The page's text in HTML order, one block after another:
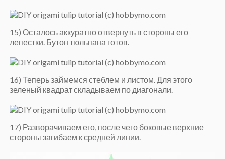
15) Осталось аккуратно отвернуть в стороны его
лепестки. Бутон тюльпана готов.
16) Теперь займемся стеблем и листом. Для этого
зеленый квадрат складываем по диагонали.
17) Разворачиваем его, после чего боковые верхние
стороны загибаем к средней линии.